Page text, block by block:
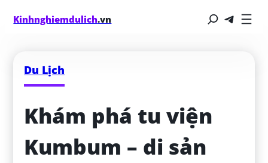
Kinhnghiemdulich.vn
Du Lịch
Khám phá tu viện
Kumbum – di sản